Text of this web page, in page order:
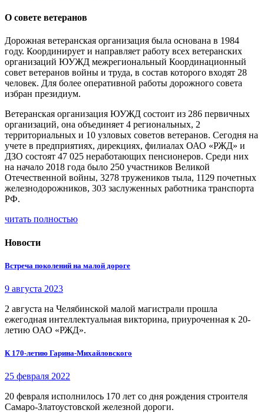
О совете ветеранов
Дорожная ветеранская организация была основана в 1984
году. Координирует и направляет работу всех ветеранских
организаций ЮУЖД межрегиональный Координационный
совет ветеранов войны и труда, в состав которого входят 28
человек. Для более оперативной работы дорожного совета
избран президиум.
Ветеранская организация ЮУЖД состоит из 286 первичных
организаций, она объединяет 4 региональных, 2
территориальных и 10 узловых советов ветеранов. Сегодня на
учете в предприятиях, дирекциях, филиалах ОАО «РЖД» и
ДЗО состоят 47 025 неработающих пенсионеров. Среди них
на начало 2018 года было 250 участников Великой
Отечественной войны, 3278 тружеников тыла, 1129 почетных
железнодорожников, 303 заслуженных работника транспорта
РФ.
читать полностью
Новости
Встреча поколений на малой дороге
9 августа 2023
2 августа на Челябинской малой магистрали прошла
ежегодная интеллектуальная викторина, приуроченная к 20-
летию ОАО «РЖД».
К 170-летию Гарина-Михайловского
25 февраля 2022
20 февраля исполнилось 170 лет со дня рождения строителя
Самаро-Златоустовской железной дороги.